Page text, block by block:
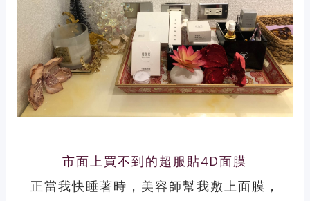
市面上買不到的超服貼4D面膜
正當我快睡著時，美容師幫我敷上面膜，